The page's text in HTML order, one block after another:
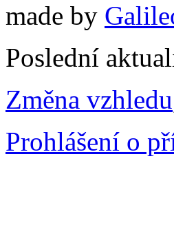
made by
Poslední
Změna vzhledu
Prohlášení o